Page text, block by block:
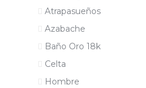
Atrapasueños
Azabache
Baño Oro 18k
Celta
Hombre